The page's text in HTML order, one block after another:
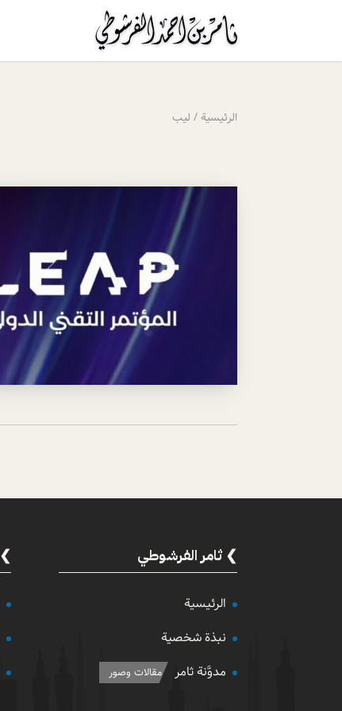
الرئيسية/ ليب
ثامر الفرشوطي
الرئيسية
نبذة شخصية
مدوَّنة ثامر
مقالات وصور